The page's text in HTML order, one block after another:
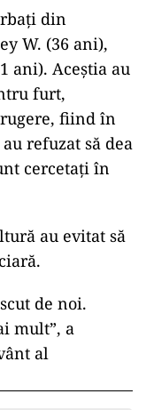
din
W. (36 ani),
ani). Aceștia au
furt,
fiind în
refuzat să dea
cercetați în
au evitat să
de noi.
mult”, a
ânt al